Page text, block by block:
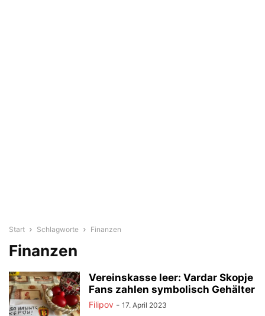
Start Schlagworte Finanzen
Finanzen
Vereinskasse leer: Vardar Skopje
Fans zahlen symbolisch Gehälter
Filipov - 17. April 2023